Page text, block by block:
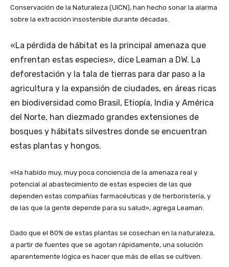
Conservación de la Naturaleza (UICN), han hecho sonar la alarma
sobre la extracción insostenible durante décadas.
«La pérdida de hábitat es la principal amenaza que
enfrentan estas especies», dice Leaman a DW. La
deforestación y la tala de tierras para dar paso a la
agricultura y la expansión de ciudades, en áreas ricas
en biodiversidad como Brasil, Etiopía, India y América
del Norte, han diezmado grandes extensiones de
bosques y hábitats silvestres donde se encuentran
estas plantas y hongos.
«Ha habido muy, muy poca conciencia de la amenaza real y
potencial al abastecimiento de estas especies de las que
dependen estas compañías farmacéuticas y de herboristería, y
de las que la gente depende para su salud», agrega Leaman.
Dado que el 80% de estas plantas se cosechan en la naturaleza,
a partir de fuentes que se agotan rápidamente, una solución
aparentemente lógica es hacer que más de ellas se cultiven.